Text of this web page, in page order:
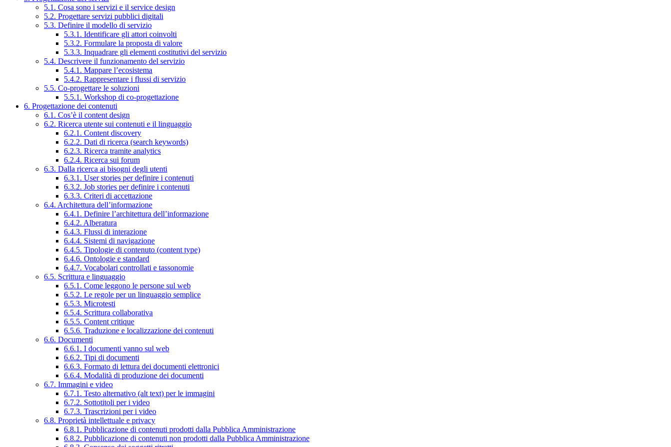
5.1. Cosa sono i servizi e il service design
5.2. Progettare servizi pubblici digitali
5.3. Definire il modello di servizio
5.3.1. Identificare gli attori coinvolti
5.3.2. Formulare la proposta di valore
5.3.3. Inquadrare gli elementi costitutivi del servizio
5.4. Descrivere il funzionamento del servizio
5.4.1. Mappare l’ecosistema
5.4.2. Rappresentare i flussi di servizio
5.5. Co-progettare le soluzioni
5.5.1. Workshop di co-progettazione
6. Progettazione dei contenuti
6.1. Cos’è il content design
6.2. Ricerca utente sui contenuti e il linguaggio
6.2.1. Content discovery
6.2.2. Dati di ricerca (search keywords)
6.2.3. Ricerca tramite analytics
6.2.4. Ricerca sui forum
6.3. Dalla ricerca ai bisogni degli utenti
6.3.1. User stories per definire i contenuti
6.3.2. Job stories per definire i contenuti
6.3.3. Criteri di accettazione
6.4. Architettura dell’informazione
6.4.1. Definire l’architettura dell’informazione
6.4.2. Alberatura
6.4.3. Flussi di interazione
6.4.4. Sistemi di navigazione
6.4.5. Tipologie di contenuto (content type)
6.4.6. Ontologie e standard
6.4.7. Vocabolari controllati e tassonomie
6.5. Scrittura e linguaggio
6.5.1. Come leggono le persone sul web
6.5.2. Le regole per un linguaggio semplice
6.5.3. Microtesti
6.5.4. Scrittura collaborativa
6.5.5. Content critique
6.5.6. Traduzione e localizzazione dei contenuti
6.6. Documenti
6.6.1. I documenti vanno sul web
6.6.2. Tipi di documenti
6.6.3. Formato di lettura dei documenti elettronici
6.6.4. Modalità di produzione dei documenti
6.7. Immagini e video
6.7.1. Testo alternativo (alt text) per le immagini
6.7.2. Sottotitoli per i video
6.7.3. Trascrizioni per i video
6.8. Proprietà intellettuale e privacy
6.8.1. Pubblicazione di contenuti prodotti dalla Pubblica Amministrazione
6.8.2. Pubblicazione di contenuti non prodotti dalla Pubblica Amministrazione